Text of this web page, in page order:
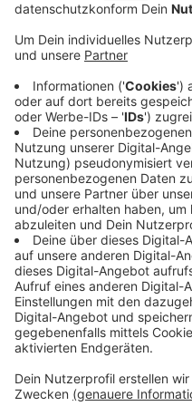
Veröffentlicht:Donnerstag,
Die Polizei war gegen
Wilhelm-Heinrich-Weg
dort nach Angaben
32jährige Mann soll
haben. Immer wieder
Eltern gelang die Flucht.
schoss der Mann mit
Polizeihund und
erwiderte das Feuer und
tödlich.
Anzeige